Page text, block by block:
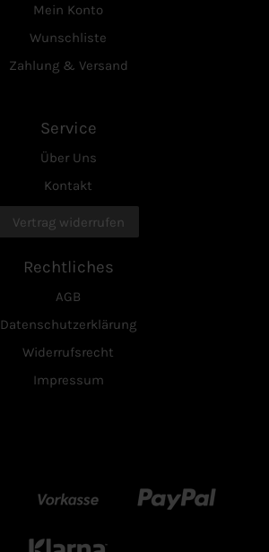
Mein Konto
Wunschliste
Zahlung & Versand
Service
Über Uns
Kontakt
Vertrag widerrufen
Rechtliches
AGB
Datenschutzerklärung
Widerrufsrecht
Impressum
Vorkasse Paypal